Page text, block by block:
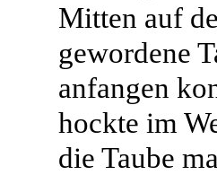
Mitten auf
gewordene
anfangen
hockte im
die Taube